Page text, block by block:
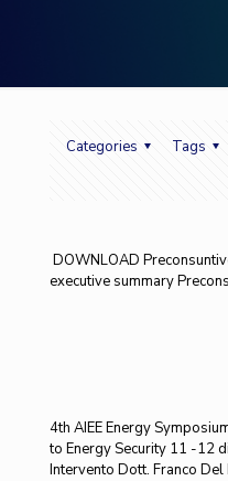
Categories Tags
DOWNLOAD
executive summary
4th AIEE Energy
to Energy Security 11 -12
Intervento Dott. Franco